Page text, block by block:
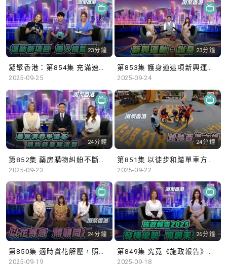
23分鐘
凝聚香港：第854集 充滿速度感的無人機競速賽，挑戰運動員的操控能力。
2025-09-25
23分鐘
第853集 護身道這項新興運動，使用軟海綿武器學習武士道和武德，齊來了解更多！
2025-09-24
24分鐘
2025-09-23
24分鐘
2025-09-22
24分鐘
2025-09-19
26分鐘
2025-09-18